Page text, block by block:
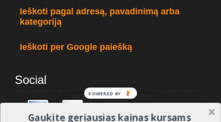
Ieškoti pagal adresą, pavadinimą arba
kategoriją
Ieškoti per Google paiešką
Social
Gaukite geriausias kainas kursams
POWERED BY